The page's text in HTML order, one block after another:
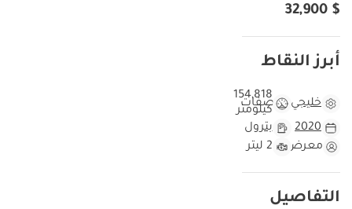
$ 32,900
أبرز النقاط
خليجي مواصفات
154,818
كيلومتر
2020
بترول
معرض
2 ليتر
التفاصيل
من المتوسطات العالمية، إلا أنه يتوافق مع أنماط التنقل المعتادة على
الطرق السريعة بين الإمارات، ما يُشير إلى سيارةٍ استُخدمت بانتظام.
يُضفي اللون الأزرق الخارجي الجذاب لمسةً أنيقةً تُخالف اللونين الأبيض
والفضي السائدين في السوق المحلية، مع الحفاظ على مكانةٍ مرموقةٍ في
وحضور رينج روڤر الفخم على الطريق. بالنسبة للمشتري الذي يتطلع إلى
اقتناء سيارةٍ فاخرةٍ دون تكاليف التشغيل الباهظة المعتادة، تُعدّ ڤيلار خيارًا
منطقيًا للغاية.